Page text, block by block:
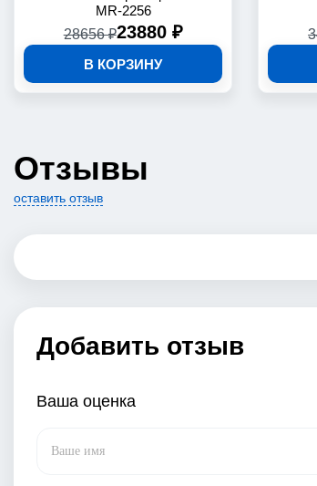
MR-2256
28656 ₽23880 ₽
В КОРЗИНУ
Отзывы
оставить отзыв
Добавить отзыв
Ваша оценка